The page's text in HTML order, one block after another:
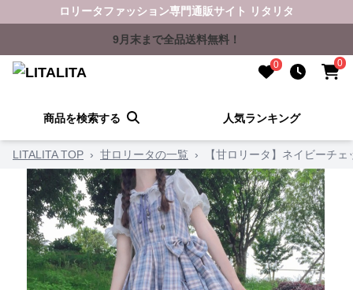
ロリータファッション専門通販サイト リタリタ
9月末まで全品送料無料！
0 0
商品を検索する 人気ランキング
LITALITA TOP › 甘ロリータの一覧 › 【甘ロリータ】ネイビーチ